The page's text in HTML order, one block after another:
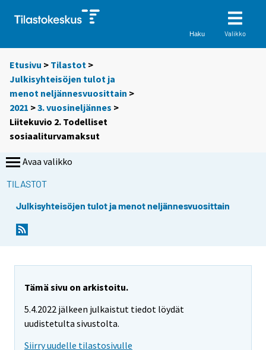
Haku Valikko
Etusivu > Tilastot >
Julkisyhteisöjen tulot ja
menot neljännesvuosittain >
2021 >3. vuosineljännes >
Liitekuvio 2. Todelliset
sosiaaliturvamaksut
Avaa valikko
TILASTOT
Julkisyhteisöjen tulot ja menot neljännesvuosittain
Tämä sivu on arkistoitu.
5.4.2022 jälkeen julkaistut tiedot löydät
uudistetulta sivustolta.
Siirry uudelle tilastosivulle